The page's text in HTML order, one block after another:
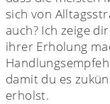
sich von
auch? Ich zeige
ihrer Erholung
damit du es
erholst.